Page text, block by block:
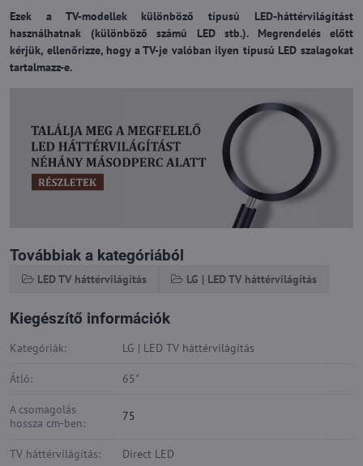
Ezek a TV-modellek különböző típusú LED-háttérvilágítást
használhatnak (különböző számú LED stb.). Megrendelés előtt
kérjük, ellenőrizze, hogy a TV-je valóban ilyen típusú LED szalagokat
tartalmazz-e.
Továbbiak a kategóriából
LED TV háttérvilágítás LG | LED TV háttérvilágítás
Kiegészítő információk
Kategóriák: LG | LED TV háttérvilágítás
Átló: 65"
A csomagolás
hossza cm-ben:
75
TV háttérvilágítás: Direct LED